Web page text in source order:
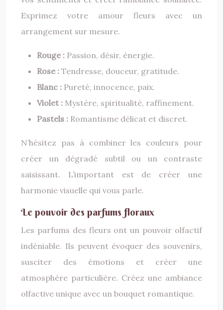
Exprimez votre amour fleurs avec un
arrangement sur mesure.
Rouge : Passion, désir, énergie.
Rose : Tendresse, douceur, gratitude.
Blanc : Pureté, innocence, paix.
Violet : Mystère, spiritualité, raffinement.
Pastels : Romantisme délicat et discret.
N’hésitez pas à combiner les couleurs pour
créer un dégradé subtil ou un contraste
saisissant. L’important est de créer une
harmonie visuelle qui vous parle.
Le pouvoir des parfums floraux
Les parfums des fleurs ont un pouvoir olfactif
indéniable. Ils peuvent évoquer des souvenirs,
susciter des émotions et créer une
atmosphère particulière. Créez une ambiance
olfactive unique avec un bouquet romantique.